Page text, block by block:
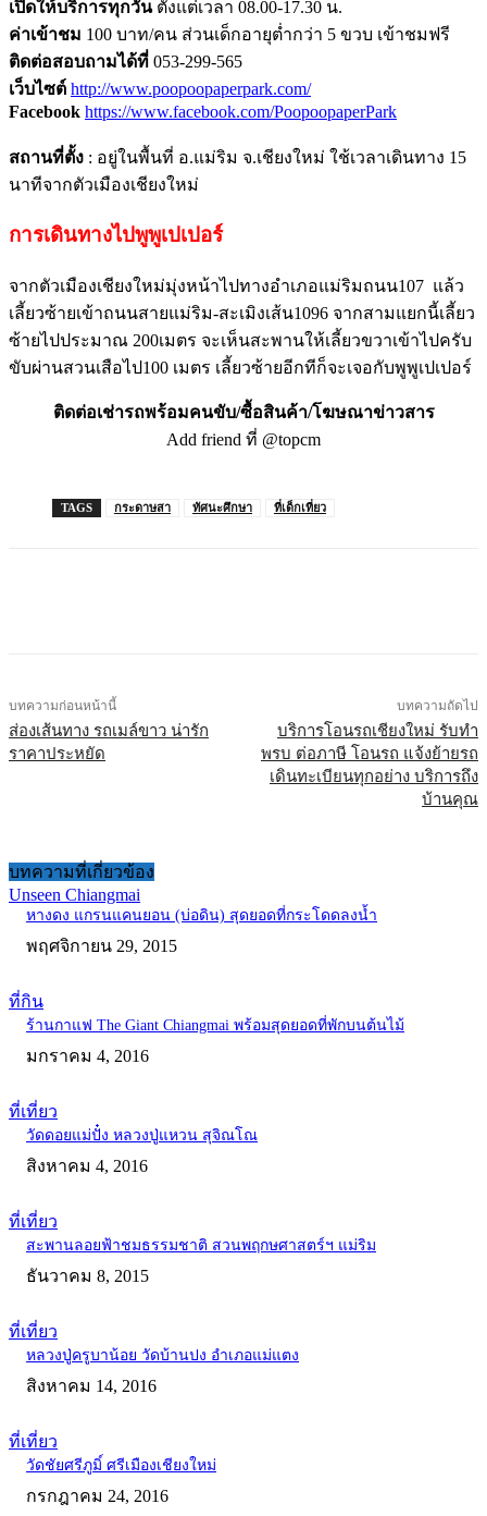
เปิดให้บริการทุกวันตั้งแต่เวลา 08.00-17.30 น.
ค่าเข้าชม 100 บาท/คน ส่วนเด็กอายุต่ำกว่า 5 ขวบ เข้าชมฟรี
ติดต่อสอบถามได้ที่ 053-299-565
เว็บไซต์ http://www.poopoopaperpark.com/
Facebook https://www.facebook.com/PoopoopaperPark
สถานที่ตั้ง : อยู่ในพื้นที่ อ.แม่ริม จ.เชียงใหม่ ใช้เวลาเดินทาง 15
นาทีจากตัวเมืองเชียงใหม่
การเดินทางไปพูพูเปเปอร์
จากตัวเมืองเชียงใหม่มุ่งหน้าไปทางอำเภอแม่ริมถนน107 แล้ว
เลี้ยวซ้ายเข้าถนนสายแม่ริม-สะเมิงเส้น1096 จากสามแยกนี้เลี้ยว
ซ้ายไปประมาณ 200เมตร จะเห็นสะพานให้เลี้ยวขวาเข้าไปครับ
ขับผ่านสวนเสือไป100 เมตร เลี้ยวซ้ายอีกทีก็จะเจอกับพูพูเปเปอร์
ติดต่อเช่ารถพร้อมคนขับ/ซื้อสินค้า/โฆษณาข่าวสาร
Add friend ที่ @topcm
TAGS กระดาษสา ทัศนะศึกษา ที่เด็กเที่ยว
บทความก่อนหน้านี้
ส่องเส้นทาง รถเมล์ขาว น่ารัก
ราคาประหยัด
บทความถัดไป
บริการโอนรถเชียงใหม่ รับทำ
พรบ ต่อภาษี โอนรถ แจ้งย้ายรถ
เดินทะเบียนทุกอย่าง บริการถึง
บ้านคุณ
บทความที่เกี่ยวข้อง
Unseen Chiangmai
หางดง แกรนแคนยอน (บ่อดิน) สุดยอดที่กระโดดลงน้ำ
พฤศจิกายน 29, 2015
ที่กิน
ร้านกาแฟ The Giant Chiangmai พร้อมสุดยอดที่พักบนต้นไม้
มกราคม 4, 2016
ที่เที่ยว
วัดดอยแม่ปั๋ง หลวงปู่แหวน สุจิณโณ
สิงหาคม 4, 2016
ที่เที่ยว
สะพานลอยฟ้าชมธรรมชาติ สวนพฤกษศาสตร์ฯ แม่ริม
ธันวาคม 8, 2015
ที่เที่ยว
หลวงปู่ครูบาน้อย วัดบ้านปง อำเภอแม่แตง
สิงหาคม 14, 2016
ที่เที่ยว
วัดชัยศรีภูมิ์ ศรีเมืองเชียงใหม่
กรกฎาคม 24, 2016